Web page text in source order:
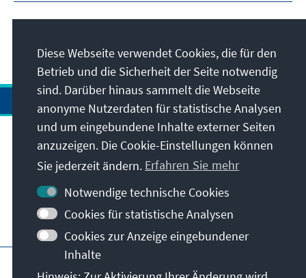
Anschrift
Kontakt
Besuchen Sie auch
Hauptseite der KAS
Diese Webseite verwendet Cookies, die für den
Betrieb und die Sicherheit der Seite notwendig
sind. Darüber hinaus sammelt die Webseite
anonyme Nutzerdaten für statistische Analysen
und um eingebundene Inhalte externer Seiten
anzuzeigen. Die Cookie-Einstellungen können
Sie jederzeit ändern. Erfahren Sie mehr
Notwendige technische Cookies
Cookies für statistische Analysen
Cookies zur Anzeige eingebundener
Inhalte